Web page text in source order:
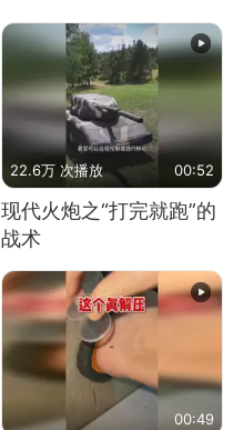
22.6万 次播放 00:52
现代火炮之“打完就跑”的
战术
00:49